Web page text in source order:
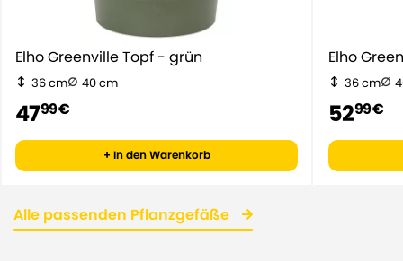
Elho Greenville Topf - grün
36 cm 40 cm
4799 €
+ In den Warenkorb
Elho
36 cm
5299 €
Alle passenden Pflanzgefäße